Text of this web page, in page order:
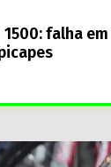
1500: falha